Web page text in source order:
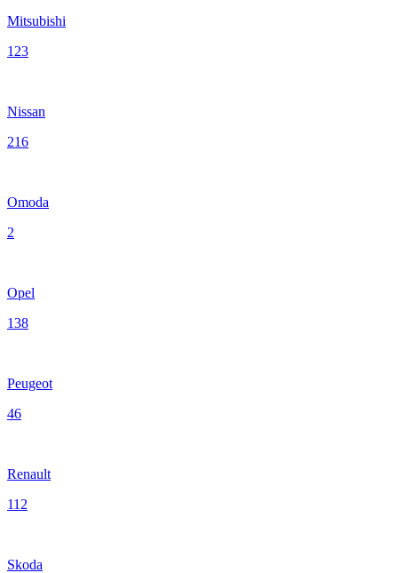
Mitsubishi
123
Nissan
216
Omoda
2
Opel
138
Peugeot
46
Renault
112
Skoda